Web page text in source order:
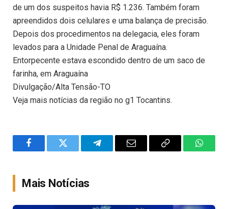
de um dos suspeitos havia R$ 1.236. Também foram
apreendidos dois celulares e uma balança de precisão.
Depois dos procedimentos na delegacia, eles foram
levados para a Unidade Penal de Araguaína.
Entorpecente estava escondido dentro de um saco de
farinha, em Araguaína
Divulgação/Alta Tensão-TO
Veja mais notícias da região no g1 Tocantins.
FacebookTwitter TelegramEmail
Copy
Mais Notícias